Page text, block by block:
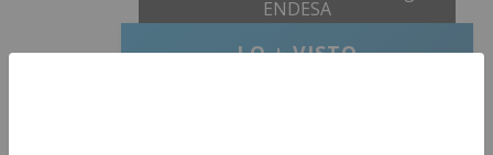
ENDESA
LO + VISTO